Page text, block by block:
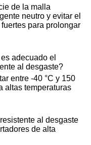
de la malla
neutro y evitar el
para prolongar
adecuado el
al desgaste?
entre -40 °C y 150
altas temperaturas
al desgaste
de alta